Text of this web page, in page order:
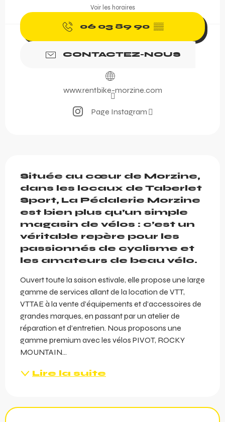
Voir les horaires
06 03 89 90 ▒▒
CONTACTEZ-NOUS
www.rentbike-morzine.com
Page Instagram
Située au cœur de Morzine,
dans les locaux de Taberlet
Sport, La Pédalerie Morzine
est bien plus qu’un simple
magasin de vélos : c’est un
véritable repère pour les
passionnés de cyclisme et
les amateurs de beau vélo.
Ouvert toute la saison estivale, elle propose une large
gamme de services allant de la location de VTT,
VTTAE à la vente d’équipements et d’accessoires de
grandes marques, en passant par un atelier de
réparation et d’entretien. Nous proposons une
gamme premium avec les vélos PIVOT, ROCKY
MOUNTAIN...
Lire la suite